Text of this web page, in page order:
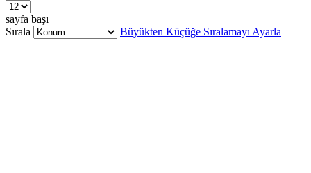
sayfa başı
Sırala
Büyükten Küçüğe Sıralamayı Ayarla